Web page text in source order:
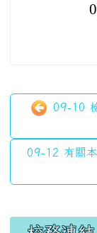
09-10
09-12 有關
左邊區域內